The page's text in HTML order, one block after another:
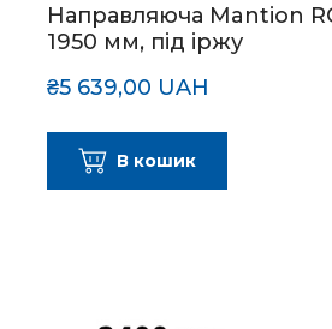
Направляюча Mantion
1950 мм, під іржу
₴5 639,00 UAH
В кошик